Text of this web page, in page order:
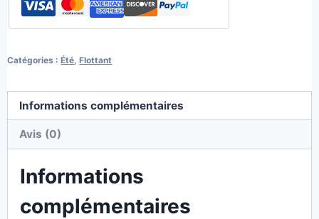
Catégories :Été,Flottant
Informations complémentaires
Avis (0)
Informations
complémentaires